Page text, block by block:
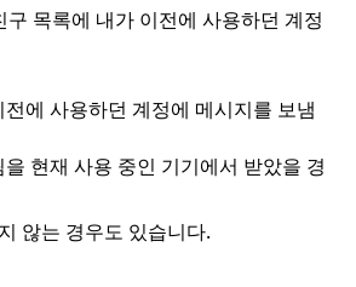
구 목록에 내가 이전에 사용하던 계정
에 사용하던 계정에 메시지를 보냄
현재 사용 중인 기기에서 받았을 경
않는 경우도 있습니다.